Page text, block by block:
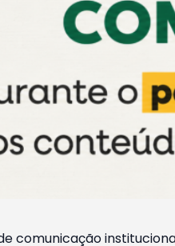
comunicação